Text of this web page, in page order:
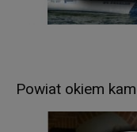
Powiat okiem
kategoriom
Odbiorcami
wykonujące
zlecenie
w celach,